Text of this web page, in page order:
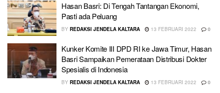
Hasan Basri: Di Tengah Tantangan Ekonomi,
Pasti ada Peluang
BY REDAKSI JENDELA KALTARA 13 FEBRUARI 2022 0
Kunker Komite III DPD RI ke Jawa Timur, Hasan
Basri Sampaikan Pemerataan Distribusi Dokter
Spesialis di Indonesia
BY REDAKSI JENDELA KALTARA 13 FEBRUARI 2022 0